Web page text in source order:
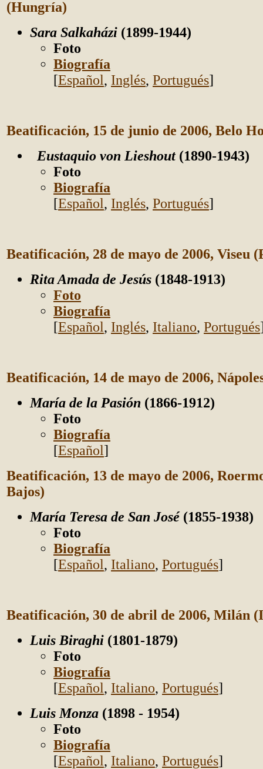
(Hungría)
Sara Salkaházi (1899-1944)
Foto
Biografía
[Español, Inglés, Portugués]
Beatificación, 15 de junio de 2006, Belo
Eustaquio von Lieshout(1890-1943)
Foto
Biografía
[Español, Inglés, Portugués]
Beatificación, 28 de mayo de 2006, Viseu
Rita Amada de Jesús (1848-1913)
Foto
Biografía
[Español, Inglés, Italiano, Portugués
Beatificación, 14 de mayo de 2006,
María de la Pasión (1866-1912)
Foto
Biografía
[Español]
Beatificación, 13 de mayo de 2006,
Bajos)
María Teresa de San José(1855-1938)
Foto
Biografía
[Español, Italiano, Portugués]
Beatificación, 30 de abril de 2006, Milán
Luis Biraghi (1801-1879)
Foto
Biografía
[Español, Italiano, Portugués]
Luis Monza (1898 - 1954)
Foto
Biografía
[Español, Italiano, Portugués]